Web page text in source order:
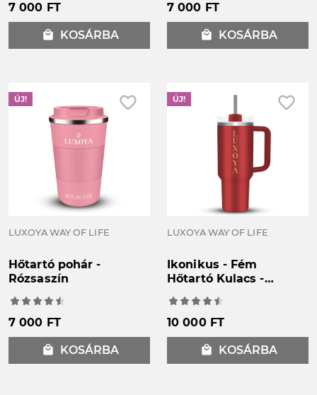
7 000 FT
local_mall KOSÁRBA
7 000 FT
local_mall KOSÁRBA
favorite_border
ÚJ!
LUXOYA WAY OF LIFE
Hőtartó pohár -
Rózsaszín
7 000 FT
local_mall KOSÁRBA
favorite_border
ÚJ!
LUXOYA WAY OF LIFE
Ikonikus - Fém
Hőtartó Kulacs -
10 000 FT
local_mall KOSÁRBA